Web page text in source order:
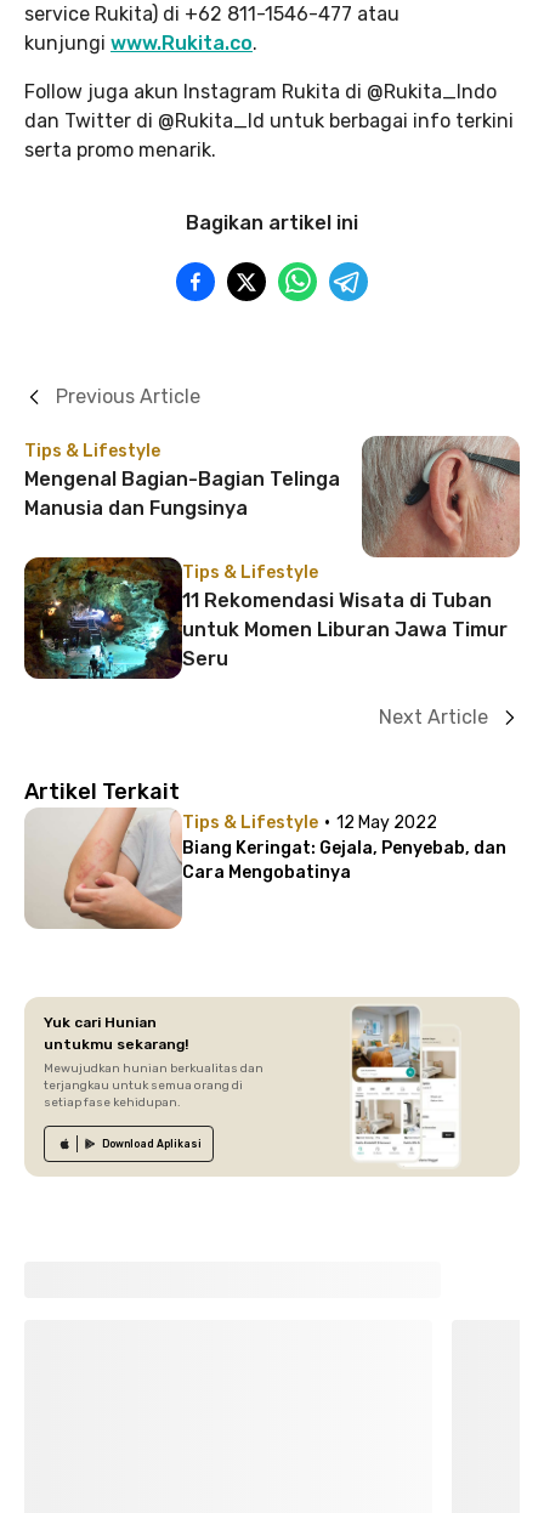
service Rukita) di +62 811-1546-477 atau
kunjungi www.Rukita.co.
Follow juga akun Instagram Rukita di @Rukita_Indo
dan Twitter di @Rukita_Id untuk berbagai info terkini
serta promo menarik.
Bagikan artikel ini
Tips & Lifestyle
Mengenal Bagian-Bagian Telinga
Manusia dan Fungsinya
Previous Article
Tips & Lifestyle
11 Rekomendasi Wisata di Tuban
untuk Momen Liburan Jawa Timur
Seru
Next Article
Artikel Terkait
Tips & Lifestyle · 12 May 2022
Biang Keringat: Gejala, Penyebab, dan
Cara Mengobatinya
Yuk cari Hunian
untukmu sekarang!
Mewujudkan hunian berkualitas dan
terjangkau untuk semua orang di
setiap fase kehidupan.
Download Aplikasi